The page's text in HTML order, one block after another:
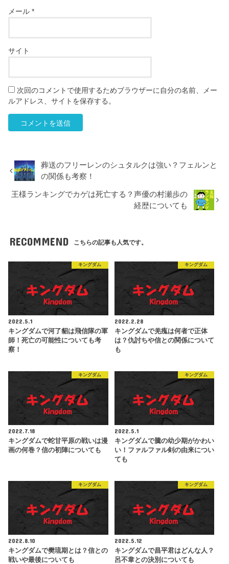
メール*
サイト
次回のコメントで使用するためブラウザーに自分の名前、メー
ルアドレス、サイトを保存する。
葬送のフリーレンのシュタルクは強い？フェルンと
の関係も考察！
王様ランキングでカゲは死亡する？声優の村瀬歩の
経歴についても
RECOMMEND こちらの記事も人気です。
キングダム
2022.5.1
キングダムで河了貂は飛信隊の軍
師！死亡の可能性についても考
察！
キングダム
2022.2.28
キングダムで羌瘣は何者で正体
は？仇討ちや信との関係について
も
キングダム
2022.7.18
キングダムで蛇甘平原の戦いは漫
画の何巻？信の初陣についても
キングダム
2022.5.1
キングダムで騰の幼少期がかわい
い！ファルファル剣の由来につい
ても
キングダム
2022.8.10
キングダムで樊琉期とは？信との
戦いや最後についても
キングダム
2022.5.12
キングダムで昌平君はどんな人？
呂不韋との決別についても